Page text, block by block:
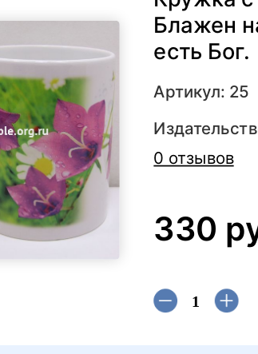
Блажен
есть Бог.
Артикул: 25
0 отзывов
330